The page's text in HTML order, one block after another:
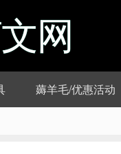
网
薅羊毛/优惠活动